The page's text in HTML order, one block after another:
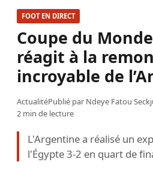
FOOT EN DIRECT
Coupe du
réagit à la
incroyable de
ActualitéPublié par Ndeye Fatou Seck
2 min de lecture
L'Argentine a réalisé un
l'Égypte 3-2 en quart de